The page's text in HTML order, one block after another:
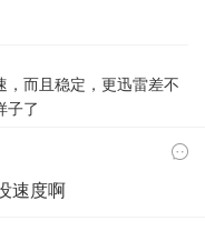
，而且稳定，更迅雷差不
子了
速度啊